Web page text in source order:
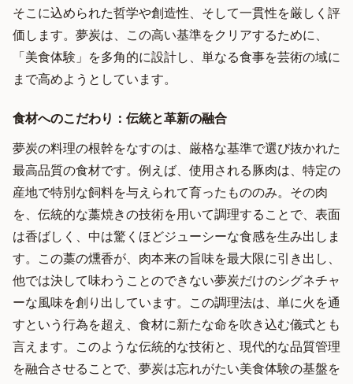
そこに込められた哲学や創造性、そして一貫性を厳しく評
価します。夢炭は、この高い基準をクリアするために、
「美食体験」を多角的に設計し、単なる食事を芸術の域に
まで高めようとしています。
食材へのこだわり：伝統と革新の融合
夢炭の料理の根幹をなすのは、厳格な基準で選び抜かれた
最高品質の食材です。例えば、使用される豚肉は、特定の
産地で特別な飼料を与えられて育ったもののみ。その肉
を、伝統的な藁焼きの技術を用いて調理することで、表面
は香ばしく、中は驚くほどジューシーな食感を生み出しま
す。この藁の燻香が、肉本来の旨味を最大限に引き出し、
他では決して味わうことのできない夢炭だけのシグネチャ
ーな風味を創り出しています。この調理法は、単に火を通
すという行為を超え、食材に新たな命を吹き込む儀式とも
言えます。このような伝統的な技術と、現代的な品質管理
を融合させることで、夢炭は忘れがたい美食体験の基盤を